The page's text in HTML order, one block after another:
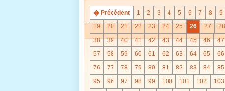
� Précédent 1 2 3 4 5 6 7 8 9
19
20 21 22 23 24 25 26 27 28
38
39 40 41 42 43 44 45 46 47
57
58 59 60 61 62 63 64 65 66
76
77 78 79 80 81 82 83 84 85
95
96 97 98 99 100 101 102 103